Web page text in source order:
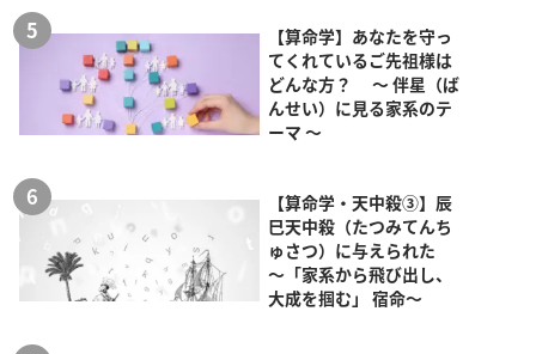
【算命学】あなたを守っ
てくれているご先祖様は
どんな方？ ～ 伴星（ば
んせい）に見る家系のテ
ーマ ～
【算命学・天中殺③】辰
巳天中殺（たつみてんち
ゅさつ）に与えられた
～「家系から飛び出し、
大成を掴む」 宿命～